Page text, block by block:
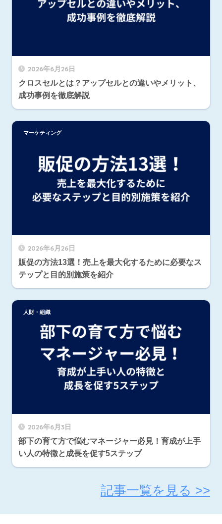
2026年6月26日
クロスセルとは？アップセルとの違いやメリット、
成功事例を徹底解説
2026年6月26日
販促の方法13選！売上を最大化するために必要なス
テップと目的別施策を紹介
マーケティング
2026年6月3日
部下の育て方で悩むマネージャー必見！育成が上手
い人の特徴と成長を促す5ステップ
人財・組織
記事一覧を見る >>